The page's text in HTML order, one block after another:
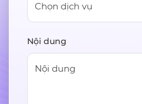
Chọn dịch vụ
Nội dung